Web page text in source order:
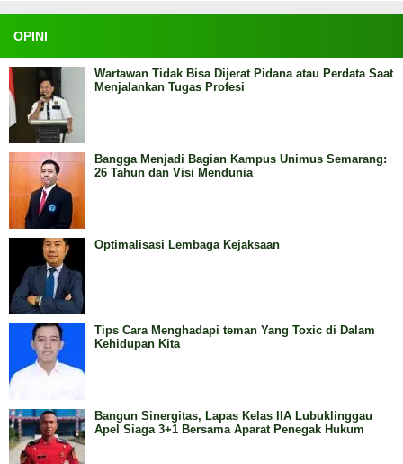
OPINI
Wartawan Tidak Bisa Dijerat Pidana atau Perdata Saat
Menjalankan Tugas Profesi
Bangga Menjadi Bagian Kampus Unimus Semarang:
26 Tahun dan Visi Mendunia
Optimalisasi Lembaga Kejaksaan
Tips Cara Menghadapi teman Yang Toxic di Dalam
Kehidupan Kita
Bangun Sinergitas, Lapas Kelas IIA Lubuklinggau
Apel Siaga 3+1 Bersama Aparat Penegak Hukum